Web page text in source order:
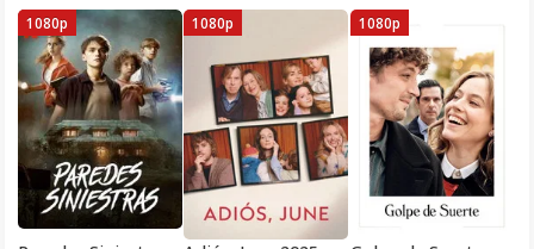
1080p 1080p 1080p